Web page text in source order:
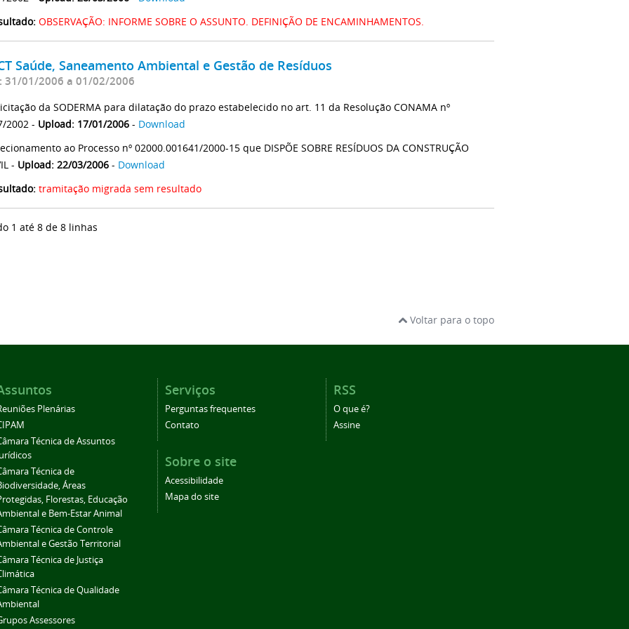
OBSERVAÇÃO: INFORME SOBRE O ASSUNTO. DEFINIÇÃO DE ENCAMINHAMENTOS.
Saúde, Saneamento Ambiental e Gestão de Resíduos
31/01/2006 a 01/02/2006
da SODERMA para dilatação do prazo estabelecido no art. 11 da Resolução CONAMA nº
2002 - Upload: 17/01/2006 - Download
ao Processo nº 02000.001641/2000-15 que DISPÕE SOBRE RESÍDUOS DA CONSTRUÇÃO
- Upload: 22/03/2006 - Download
tramitação migrada sem resultado
1 até 8 de 8 linhas
Voltar para o topo
Plenárias
Técnica de Assuntos
Técnica de
Áreas
Florestas, Educação
e Bem-Estar Animal
Técnica de Controle
e Gestão Territorial
Técnica de Justiça
Técnica de Qualidade
Assessores
Serviços
Perguntas frequentes
Contato
RSS
O que é?
Assine
Sobre o site
Acessibilidade
Mapa do site